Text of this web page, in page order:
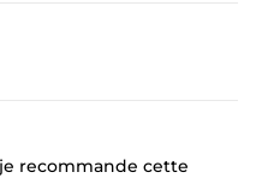
recommande cette